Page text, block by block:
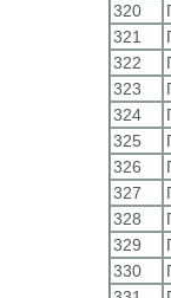
320
321
322
323
324
325
326
327
328
329
330